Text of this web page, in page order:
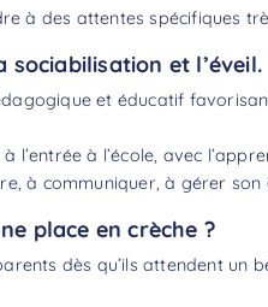
à des attentes spécifiques
sociabilisation et l’éveil.
et éducatif
l’entrée à l’école, avec
à communiquer, à gérer son
place en crèche ?
dès qu’ils attendent un